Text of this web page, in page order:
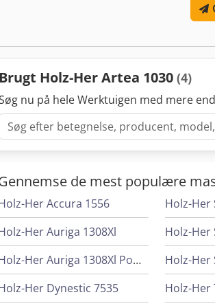
trækanter op til 5 mm. Udstyr: - Styring Edge
Mode) Dedpfjzgu Dnsx Afvjck - Nesting- og
Poleringsaggregat - Sprøjteanordning i ind-
og instruktion af maskinen kan udføres
øjeblikket på vores leveringslager i Gratwein/
version og en fremmedsproget version, er
forretningsbetingelser kan findes
Brugt Holz-Her Artea 1030 (4)
nu på hele Werktuigen med mere
de mest populære
Her Accura 1556
Her Auriga 1308Xl
Holz-Her Auriga 1308Xl Power
Her Dynestic 7535
Holz-Her
Holz-Her
Holz-Her
Holz-Her